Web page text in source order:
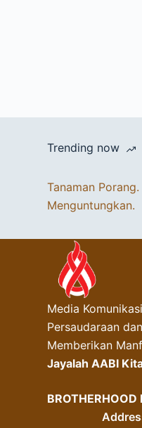
Trending now
Tanaman
Menguntungkan.
Media
Persaudaraan
Memberikan
Jayalah AABI